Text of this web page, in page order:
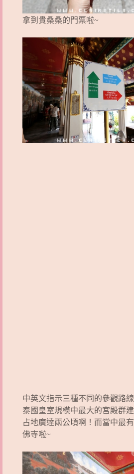
拿到貴桑桑的門票啦~
中英文指示三種不同的參觀路
泰國皇室規模中最大的宮殿群
占地廣達兩公頃啊！而當中最
佛寺啦~